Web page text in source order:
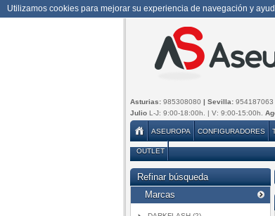
Utilizamos cookies para mejorar su experiencia de navegación y
Asturias: 985308080 | Sevilla: 954187063
JulioL-J: 9:00-18:00h. | V: 9:00-15:00h.
ASEUROPA CONFIGURADORES
OUTLET
Refinar búsqueda
Marcas